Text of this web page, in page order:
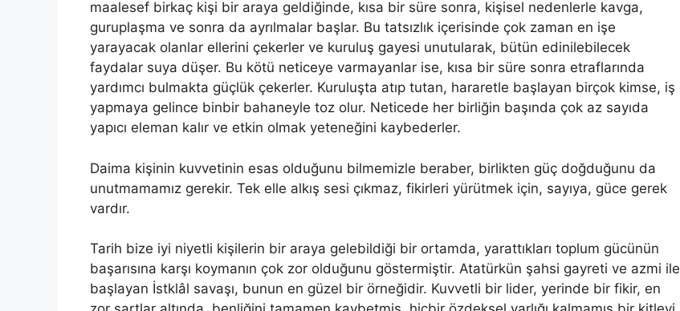
maalesef birkaç kişi bir araya geldiğinde, kısa bir süre sonra, kişisel nedenlerle kavga,
guruplaşma ve sonra da ayrılmalar başlar. Bu tatsızlık içerisinde çok zaman en işe
yarayacak olanlar ellerini çekerler ve kuruluş gayesi unutularak, bütün edinilebilecek
faydalar suya düşer. Bu kötü neticeye varmayanlar ise, kısa bir süre sonra etraflarında
yardımcı bulmakta güçlük çekerler. Kuruluşta atıp tutan, hararetle başlayan birçok kimse, iş
yapmaya gelince binbir bahaneyle toz olur. Neticede her birliğin başında çok az sayıda
yapıcı eleman kalır ve etkin olmak yeteneğini kaybederler.
Daima kişinin kuvvetinin esas olduğunu bilmemizle beraber, birlikten güç doğduğunu da
unutmamamız gerekir. Tek elle alkış sesi çıkmaz, fikirleri yürütmek için, sayıya, güce gerek
vardır.
Tarih bize iyi niyetli kişilerin bir araya gelebildiği bir ortamda, yarattıkları toplum gücünün
başarısına karşı koymanın çok zor olduğunu göstermiştir. Atatürkün şahsi gayreti ve azmi ile
başlayan İstklâl savaşı, bunun en güzel bir örneğidir. Kuvvetli bir lider, yerinde bir fikir, en